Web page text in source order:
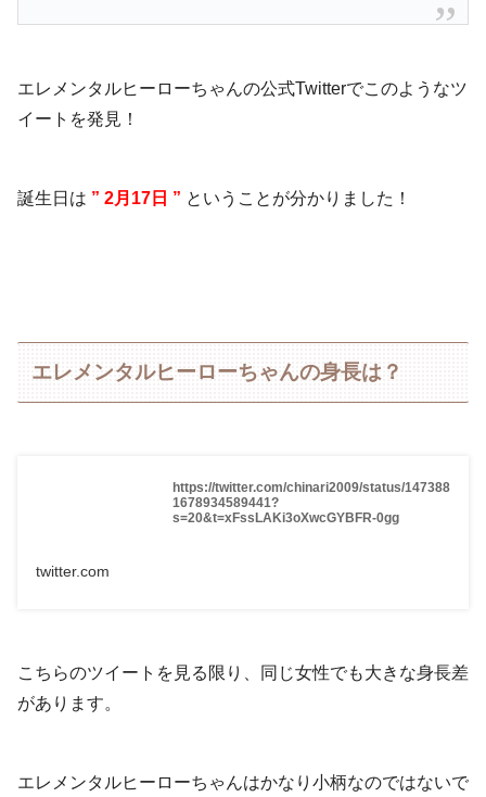
エレメンタルヒーローちゃんの公式Twitterでこのようなツ
イートを発見！
誕生日は ” 2月17日 ” ということが分かりました！
エレメンタルヒーローちゃんの身長は？
https://twitter.com/chinari2009/status/147388
1678934589441?
s=20&t=xFssLAKi3oXwcGYBFR-0gg
twitter.com
こちらのツイートを見る限り、同じ女性でも大きな身長差
があります。
エレメンタルヒーローちゃんはかなり小柄なのではないで